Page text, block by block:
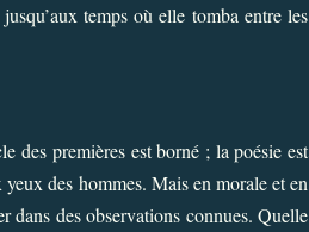
temps où elle tomba entre les
des premières est borné ; la poésie est
des hommes. Mais en morale et en
dans des observations connues. Quelle